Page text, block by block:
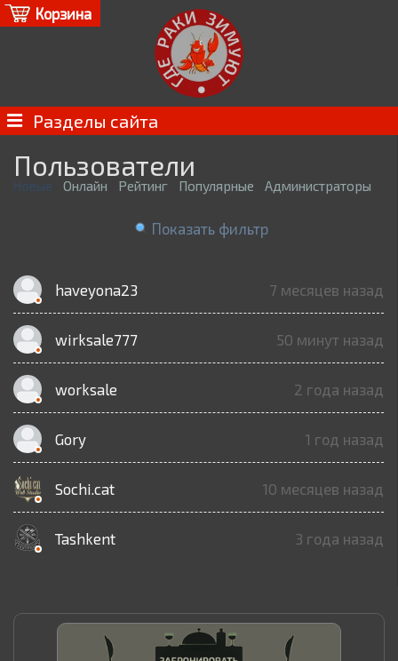
Корзина
Разделы сайта
Пользователи
Новые Онлайн Рейтинг Популярные Администраторы
Показать фильтр
haveyona23 7 месяцев назад
wirksale777 50 минут назад
worksale 2 года назад
Gory 1 год назад
Sochi.cat 10 месяцев назад
Tashkent 3 года назад